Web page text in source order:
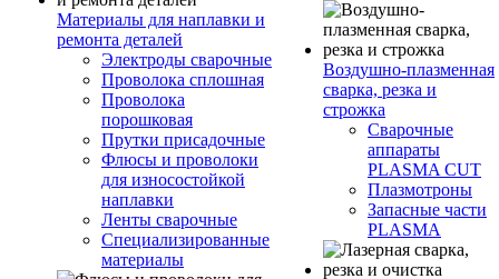
Материалы для наплавки и
ремонта деталей
Электроды сварочные
Проволока сплошная
Проволока
порошковая
Прутки присадочные
Флюсы и проволоки
для износостойкой
наплавки
Ленты сварочные
Специализированные
материалы
Воздушно-плазменная
сварка, резка и
строжка
Сварочные
аппараты
PLASMA CUT
Плазмотроны
Запасные части
PLASMA